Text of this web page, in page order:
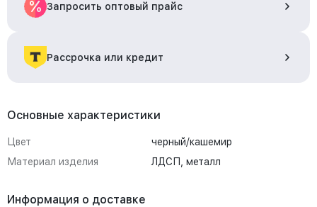
Запросить оптовый прайс
Рассрочка или кредит
Основные характеристики
Цвет
черный/кашемир
Материал изделия
ЛДСП, металл
Информация о доставке